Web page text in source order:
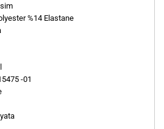
%14 Elastane
-01